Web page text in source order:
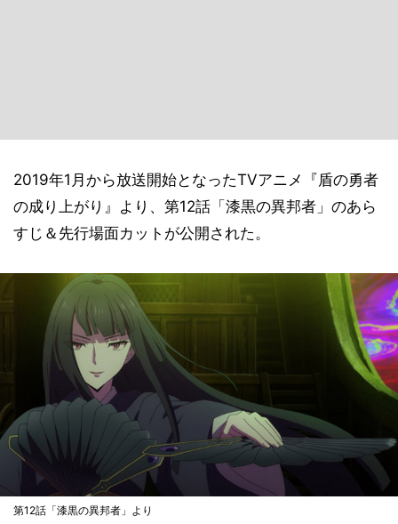
2019年1月から放送開始となったTVアニメ『盾の勇者
の成り上がり』より、第12話「漆黒の異邦者」のあら
すじ＆先行場面カットが公開された。
第12話「漆黒の異邦者」より